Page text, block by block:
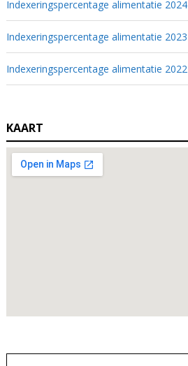
Indexeringspercentage alimentatie 2024
Indexeringspercentage alimentatie 2023
Indexeringspercentage alimentatie 2022
KAART
naar: